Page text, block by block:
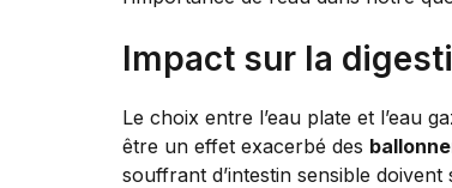
Impact sur la
Le choix entre l’eau plate et l’eau
être un effet exacerbé des
souffrant d’intestin sensible